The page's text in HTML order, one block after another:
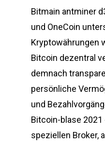
Bitmain antminer
und OneCoin
Kryptowährungen
Bitcoin dezentral
demnach
persönliche
und
Bitcoin-blase
speziellen Broker,